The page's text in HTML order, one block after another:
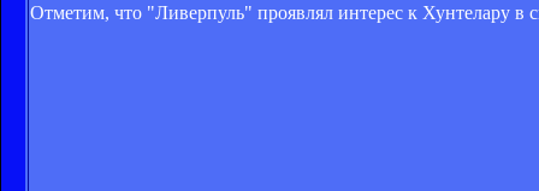
Отметим, что "Ливерпуль" проявлял интерес к Хунтелару в